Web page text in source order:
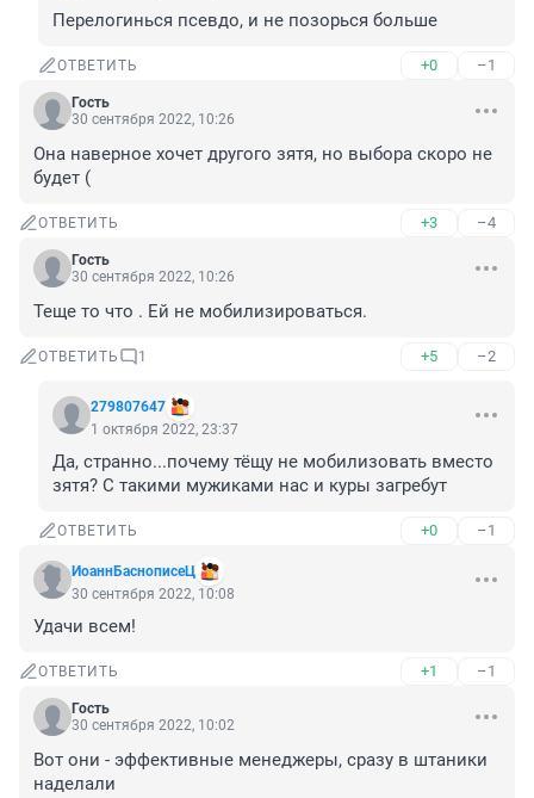
Перелогинься псевдо, и не позорься больше
ОТВЕТИТЬ +0 –1
Гость
30 сентября 2022, 10:26
Она наверное хочет другого зятя, но выбора скоро не
будет (
ОТВЕТИТЬ +3 –4
Гость
30 сентября 2022, 10:26
Теще то что . Ей не мобилизироваться.
ОТВЕТИТЬ 1 +5 –2
279807647
1 октября 2022, 23:37
Да, странно...почему тёщу не мобилизовать вместо
зятя? С такими мужиками нас и куры загребут
ОТВЕТИТЬ +0 –1
ИоаннБаснописеЦ
30 сентября 2022, 10:08
Удачи всем!
ОТВЕТИТЬ +1 –1
Гость
30 сентября 2022, 10:02
Вот они - эффективные менеджеры, сразу в штаники
наделали